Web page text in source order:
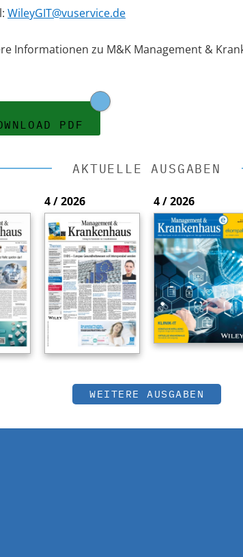
WileyGIT@vuservice.de
Informationen zu M&K Management &
PDF
AKTUELLE AUSGABEN
4 / 2026 4 / 2026
WEITERE AUSGABEN